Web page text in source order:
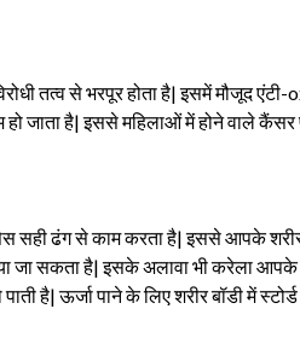
तत्व से भरपूर होता है| इसमें मौजूद
जाता है| इससे महिलाओं में होने वाले
सही ढंग से काम करता है| इससे आपके
जा सकता है| इसके अलावा भी करेला
है| ऊर्जा पाने के लिए शरीर बॉडी में